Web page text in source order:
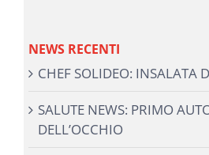
NEWS RECENTI
CHEF SOLIDEO: INSALATA
SALUTE NEWS: PRIMO
DELL’OCCHIO